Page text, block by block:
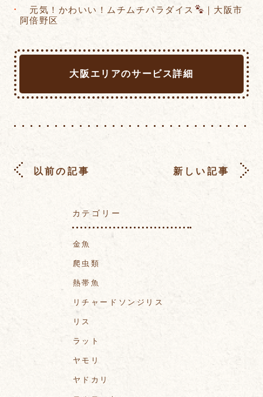
元気！かわいい！ムチムチパラダイス
｜大阪市
阿倍野区
大阪エリアのサービス詳細
以前の記事 新しい記事
カテゴリー
金魚
爬虫類
熱帯魚
リチャードソンジリス
リス
ラット
ヤモリ
ヤドカリ